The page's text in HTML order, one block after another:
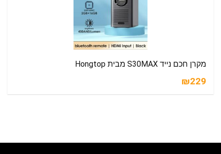
מקרן חכם נייד S30MAX מבית Hongtop
₪229